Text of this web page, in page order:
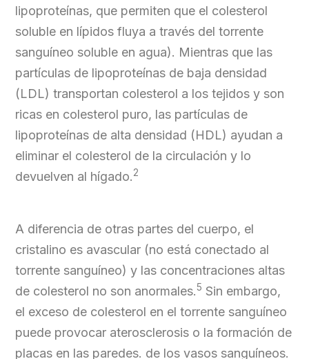
lipoproteínas, que permiten que el colesterol
soluble en lípidos fluya a través del torrente
sanguíneo soluble en agua). Mientras que las
partículas de lipoproteínas de baja densidad
(LDL) transportan colesterol a los tejidos y son
ricas en colesterol puro, las partículas de
lipoproteínas de alta densidad (HDL) ayudan a
eliminar el colesterol de la circulación y lo
devuelven al hígado.2
A diferencia de otras partes del cuerpo, el
cristalino es avascular (no está conectado al
torrente sanguíneo) y las concentraciones altas
de colesterol no son anormales.5 Sin embargo,
el exceso de colesterol en el torrente sanguíneo
puede provocar aterosclerosis o la formación de
placas en las paredes. de los vasos sanguíneos.